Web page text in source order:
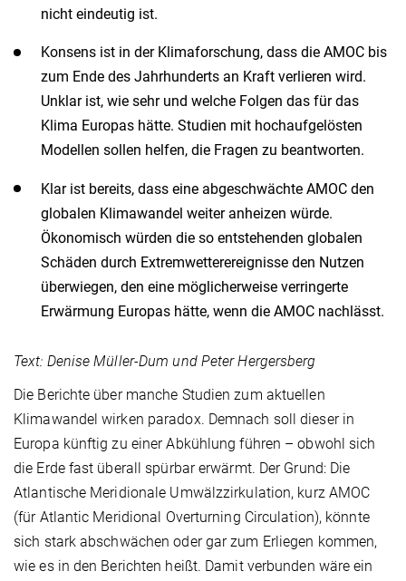
nicht eindeutig ist.
Konsens ist in der Klimaforschung, dass die AMOC bis
zum Ende des Jahrhunderts an Kraft verlieren wird.
Unklar ist, wie sehr und welche Folgen das für das
Klima Europas hätte. Studien mit hochaufgelösten
Modellen sollen helfen, die Fragen zu beantworten.
Klar ist bereits, dass eine abgeschwächte AMOC den
globalen Klimawandel weiter anheizen würde.
Ökonomisch würden die so entstehenden globalen
Schäden durch Extremwetterereignisse den Nutzen
überwiegen, den eine möglicherweise verringerte
Erwärmung Europas hätte, wenn die AMOC nachlässt.
Text: Denise Müller-Dum und Peter Hergersberg
Die Berichte über manche Studien zum aktuellen
Klimawandel wirken paradox. Demnach soll dieser in
Europa künftig zu einer Abkühlung führen – obwohl sich
die Erde fast überall spürbar erwärmt. Der Grund: Die
Atlantische Meridionale Umwälzzirkulation, kurz AMOC
(für Atlantic Meridional Overturning Circulation), könnte
sich stark abschwächen oder gar zum Erliegen kommen,
wie es in den Berichten heißt. Damit verbunden wäre ein